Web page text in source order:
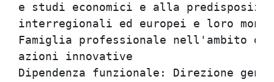
e studi economici e alla
interregionali ed europei e loro
Famiglia professionale nell'ambito
azioni innovative
Dipendenza funzionale: Direzione